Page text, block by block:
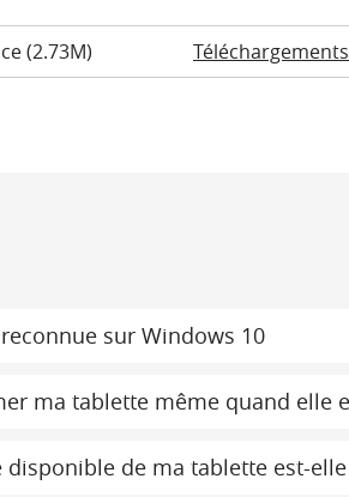
(2.73M) Téléchargements
sur Windows 10
ma tablette même quand elle
de ma tablette est-elle